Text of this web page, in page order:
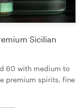
Sicilian
60 with medium to
premium spirits, fine